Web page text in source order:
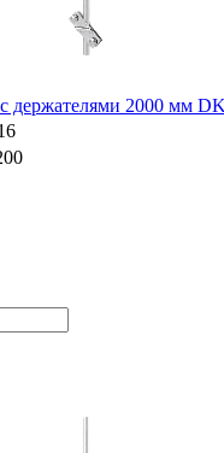
держателями 2000 мм